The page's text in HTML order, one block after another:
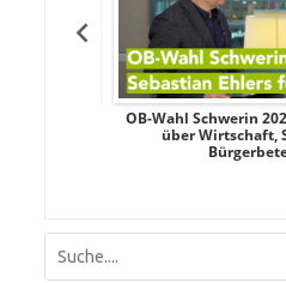
OB-Wahl Schwerin
über Wirtschaft,
Suchen